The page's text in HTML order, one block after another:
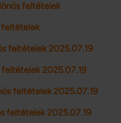
feltételek
feltételek
feltételek 2025.07.19
feltételek 2025.07.19
feltételek 2025.07.19
feltételek 2025.07.19